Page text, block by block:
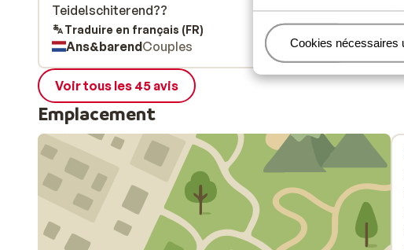
Gérer
Cookies nécessaires
Teide!schiterend??
Teide!schiterend??
Traduire en français (FR)
Ans&barendCouples
Voir tous les 45 avis
Emplacement